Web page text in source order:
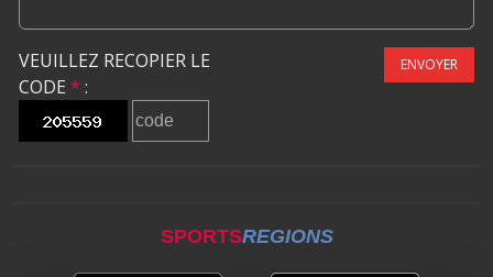
VEUILLEZ RECOPIER LE
CODE * :
ENVOYER
SPORTSREGIONS